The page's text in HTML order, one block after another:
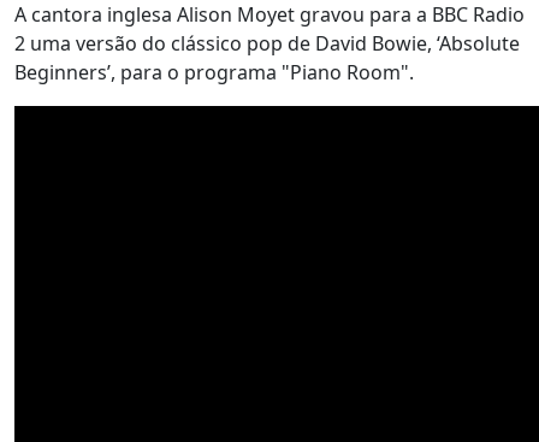
A cantora inglesa Alison Moyet gravou para a BBC Radio
2 uma versão do clássico pop de David Bowie, ‘Absolute
Beginners’, para o programa "Piano Room".